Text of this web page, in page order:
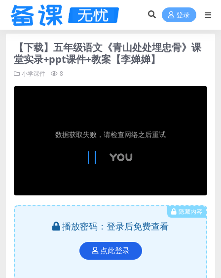
登录
【下载】五年级语文《青山处处埋忠骨》课
堂实录+ppt课件+教案【李婵婵】
小学课件 8
隐藏内容
播放密码：登录后免费查看
点此登录